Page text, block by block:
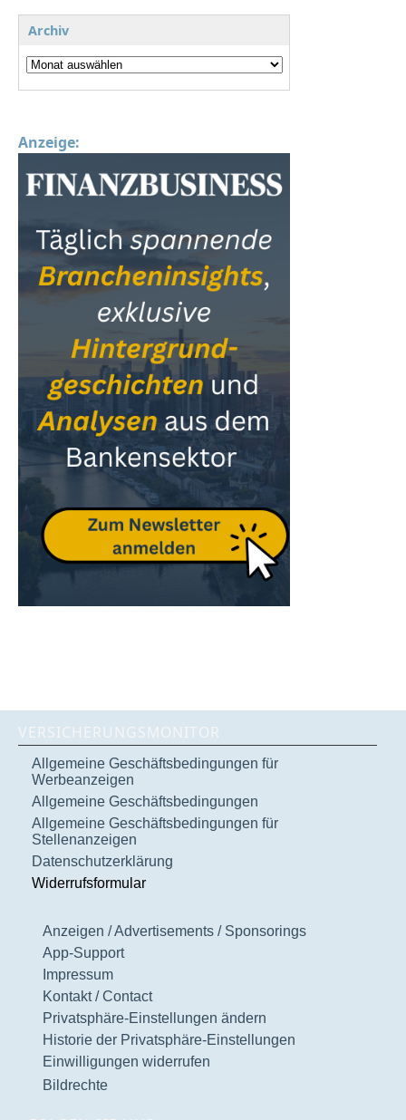
Archiv
Anzeige:
VERSICHERUNGSMONITOR
Allgemeine Geschäftsbedingungen für
Werbeanzeigen
Allgemeine Geschäftsbedingungen
Allgemeine Geschäftsbedingungen für
Stellenanzeigen
Datenschutzerklärung
Widerrufsformular
Anzeigen / Advertisements / Sponsorings
App-Support
Impressum
Kontakt / Contact
Privatsphäre-Einstellungen ändern
Historie der Privatsphäre-Einstellungen
Einwilligungen widerrufen
Bildrechte